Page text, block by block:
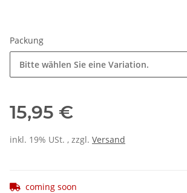
Packung
Bitte wählen Sie eine Variation.
15,95 €
inkl. 19% USt. , zzgl. Versand
coming soon